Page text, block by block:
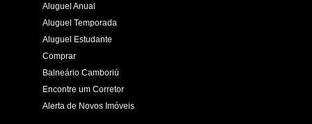
Aluguel Anual
Aluguel Temporada
Aluguel Estudante
Comprar
Balneário Camboriú
Encontre um Corretor
Alerta de Novos Imóveis